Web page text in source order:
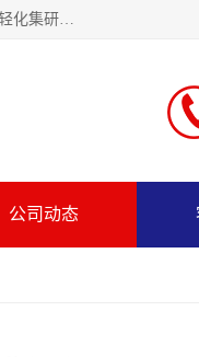
广州华耀动漫科技有限公司是一家集研发、生产、销售、娱乐场地合作经营于一体的动漫游戏公司。本公司拥有一支年轻化集研发生产到售后服务的队伍，及时地为客户提供、赚钱的产品。本公司以雄厚的实力、合理的价格、优良的服务与多家企业建立了长期的合作关系。热诚欢迎各界前来参观、考察、洽谈业务。目前公司经营的产品有：各种捕渔游戏机系列，大型模拟机系列、轮盘机系列、连线机系列、框体机系列、玛莉机系列等。
公司动态